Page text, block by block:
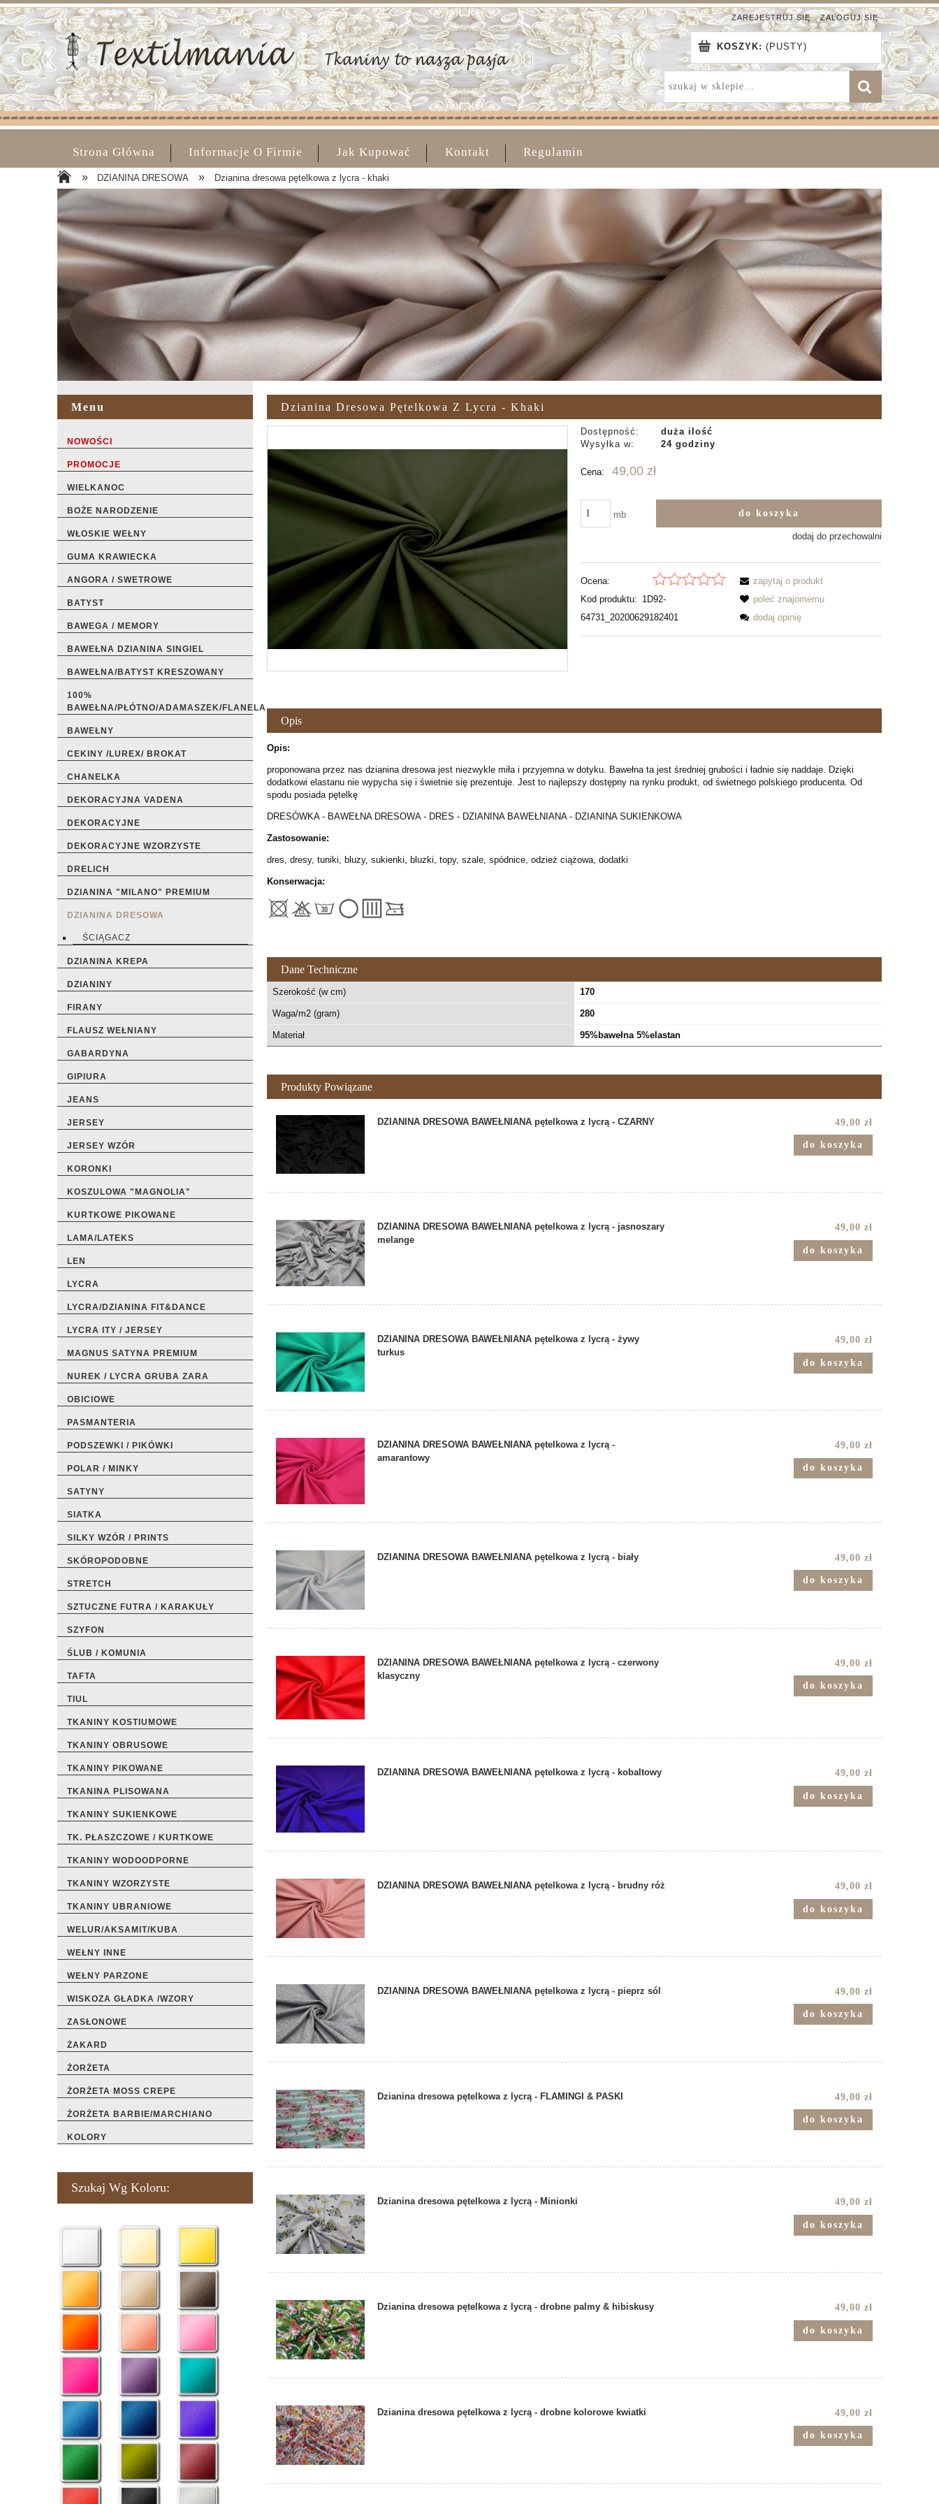
ZAREJESTRUJ SIĘ ZALOGUJ SIĘ
KOSZYK: (PUSTY)
Strona Główna Informacje O Firmie Jak Kupować Kontakt Regulamin
» DZIANINA DRESOWA » Dzianina dresowa pętelkowa z lycra - khaki
Menu
NOWOŚCI
PROMOCJE
WIELKANOC
BOŻE NARODZENIE
WŁOSKIE WEŁNY
GUMA KRAWIECKA
ANGORA / SWETROWE
BATYST
BAWEGA / MEMORY
BAWEŁNA DZIANINA SINGIEL
BAWEŁNA/BATYST KRESZOWANY
100%
BAWEŁNA/PŁÓTNO/ADAMASZEK/FLANELA
BAWEŁNY
CEKINY /LUREX/ BROKAT
CHANELKA
DEKORACYJNA VADENA
DEKORACYJNE
DEKORACYJNE WZORZYSTE
DRELICH
DZIANINA "MILANO" PREMIUM
DZIANINA DRESOWA
ŚCIĄGACZ
DZIANINA KREPA
DZIANINY
FIRANY
FLAUSZ WEŁNIANY
GABARDYNA
GIPIURA
JEANS
JERSEY
JERSEY WZÓR
KORONKI
KOSZULOWA "MAGNOLIA"
KURTKOWE PIKOWANE
LAMA/LATEKS
LEN
LYCRA
LYCRA/DZIANINA FIT&DANCE
LYCRA ITY / JERSEY
MAGNUS SATYNA PREMIUM
NUREK / LYCRA GRUBA ZARA
OBICIOWE
PASMANTERIA
PODSZEWKI / PIKÓWKI
POLAR / MINKY
SATYNY
SIATKA
SILKY WZÓR / PRINTS
SKÓROPODOBNE
STRETCH
SZTUCZNE FUTRA / KARAKUŁY
SZYFON
ŚLUB / KOMUNIA
TAFTA
TIUL
TKANINY KOSTIUMOWE
TKANINY OBRUSOWE
TKANINY PIKOWANE
TKANINA PLISOWANA
TKANINY SUKIENKOWE
TK. PŁASZCZOWE / KURTKOWE
TKANINY WODOODPORNE
TKANINY WZORZYSTE
TKANINY UBRANIOWE
WELUR/AKSAMIT/KUBA
WEŁNY INNE
WEŁNY PARZONE
WISKOZA GŁADKA /WZORY
ZASŁONOWE
ŻAKARD
ŻORŻETA
ŻORŻETA MOSS CREPE
ŻORŻETA BARBIE/MARCHIANO
KOLORY
Szukaj Wg Koloru:
Dzianina Dresowa Pętelkowa Z Lycra - Khaki
Dostępność:
duża ilość
Wysyłka w:
24 godziny
Cena: 49,00 zł
mb do koszyka
dodaj do przechowalni
Ocena:
Kod produktu: 1D92-
64731_20200629182401
zapytaj o produkt
poleć znajomemu
dodaj opinię
Opis
Opis:
proponowana przez nas dzianina dresowa jest niezwykle miła i przyjemna w dotyku. Bawełna ta jest średniej grubości i ładnie się naddaje. Dzięki
dodatkowi elastanu nie wypycha się i świetnie się prezentuje. Jest to najlepszy dostępny na rynku produkt, od świetnego polskiego producenta. Od
spodu posiada pętelkę
DRESÓWKA - BAWEŁNA DRESOWA - DRES - DZIANINA BAWEŁNIANA - DZIANINA SUKIENKOWA
Zastosowanie:
dres, dresy, tuniki, bluzy, sukienki, bluzki, topy, szale, spódnice, odzież ciążowa, dodatki
Konserwacja:
Dane Techniczne
Szerokość (w cm) 170
Waga/m2 (gram) 280
Materiał 95%bawełna 5%elastan
Produkty Powiązane
DZIANINA DRESOWA BAWEŁNIANA pętelkowa z lycrą - CZARNY 49,00 zł
do koszyka
DZIANINA DRESOWA BAWEŁNIANA pętelkowa z lycrą - jasnoszary
melange
49,00 zł
do koszyka
DZIANINA DRESOWA BAWEŁNIANA pętelkowa z lycrą - żywy
turkus
49,00 zł
do koszyka
DZIANINA DRESOWA BAWEŁNIANA pętelkowa z lycrą -
amarantowy
49,00 zł
do koszyka
DZIANINA DRESOWA BAWEŁNIANA pętelkowa z lycrą - biały 49,00 zł
do koszyka
DZIANINA DRESOWA BAWEŁNIANA pętelkowa z lycrą - czerwony
klasyczny
49,00 zł
do koszyka
DZIANINA DRESOWA BAWEŁNIANA pętelkowa z lycrą - kobaltowy 49,00 zł
do koszyka
DZIANINA DRESOWA BAWEŁNIANA pętelkowa z lycrą - brudny róż 49,00 zł
do koszyka
DZIANINA DRESOWA BAWEŁNIANA pętelkowa z lycrą - pieprz sól 49,00 zł
do koszyka
Dzianina dresowa pętelkowa z lycrą - FLAMINGI & PASKI 49,00 zł
do koszyka
Dzianina dresowa pętelkowa z lycrą - Minionki 49,00 zł
do koszyka
Dzianina dresowa pętelkowa z lycrą - drobne palmy & hibiskusy 49,00 zł
do koszyka
Dzianina dresowa pętelkowa z lycrą - drobne kolorowe kwiatki 49,00 zł
do koszyka